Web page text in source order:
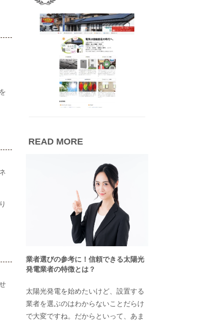
READ MORE
業者選びの参考に！信頼できる太陽光
発電業者の特徴とは？
太陽光発電を始めたいけど、設置する
業者を選ぶのはわからないことだらけ
で大変ですね。だからといって、あま